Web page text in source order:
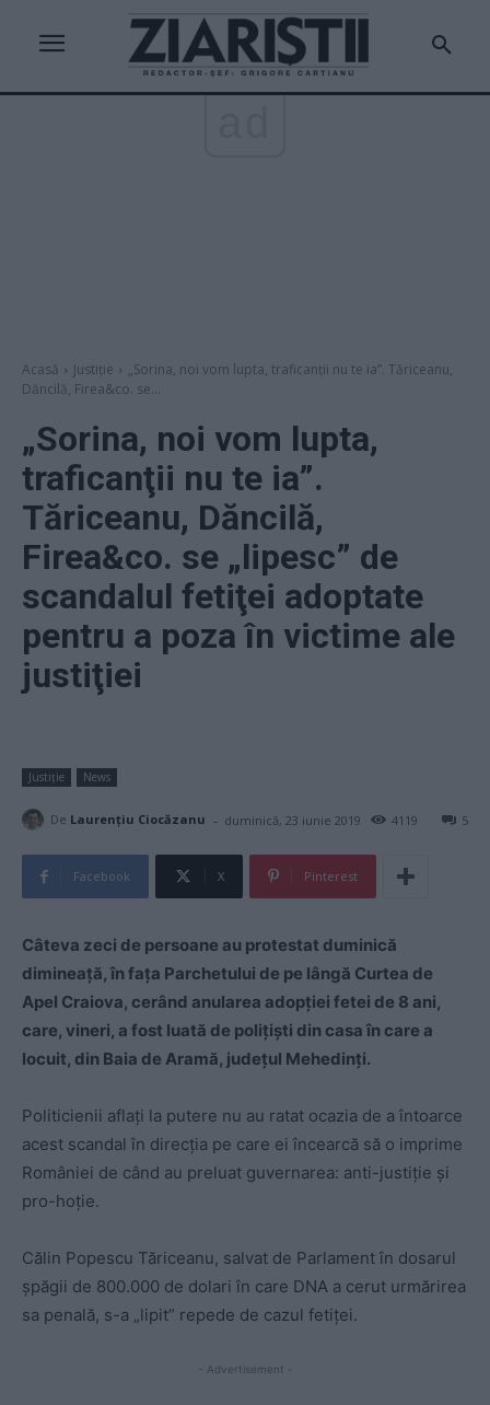
Acasă Justiție
„Sorina, noi vom lupta, traficanţii nu te ia”. Tăriceanu,
Dăncilă, Firea&co. se...
„Sorina, noi vom lupta,
traficanţii nu te ia”.
Tăriceanu, Dăncilă,
Firea&co. se „lipesc” de
scandalul fetiţei adoptate
pentru a poza în victime ale
justiţiei
Justiție News
De Laurențiu Ciocăzanu - duminică, 23 iunie 2019 5
4119
Facebook X Pinterest
Câteva zeci de persoane au protestat duminică
dimineaţă, în faţa Parchetului de pe lângă Curtea de
Apel Craiova, cerând anularea adopţiei fetei de 8 ani,
care, vineri, a fost luată de poliţişti din casa în care a
locuit, din Baia de Aramă, judeţul Mehedinţi.
Politicienii aflaţi la putere nu au ratat ocazia de a întoarce
acest scandal în direcţia pe care ei încearcă să o imprime
României de când au preluat guvernarea: anti-justiţie şi
pro-hoţie.
Călin Popescu Tăriceanu, salvat de Parlament în dosarul
şpăgii de 800.000 de dolari în care DNA a cerut urmărirea
sa penală, s-a „lipit” repede de cazul fetiţei.
- Advertisement -